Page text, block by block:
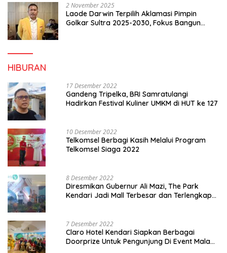
2 November 2025
Laode Darwin Terpilih Aklamasi Pimpin
Golkar Sultra 2025-2030, Fokus Bangun
HIBURAN
17 Desember 2022
Gandeng Tripelka, BRI Samratulangi
Hadirkan Festival Kuliner UMKM di HUT ke 127
10 Desember 2022
Telkomsel Berbagi Kasih Melalui Program
Telkomsel Siaga 2022
8 Desember 2022
Diresmikan Gubernur Ali Mazi, The Park
Kendari Jadi Mall Terbesar dan Terlengkap
7 Desember 2022
Claro Hotel Kendari Siapkan Berbagai
Doorprize Untuk Pengunjung Di Event Malam